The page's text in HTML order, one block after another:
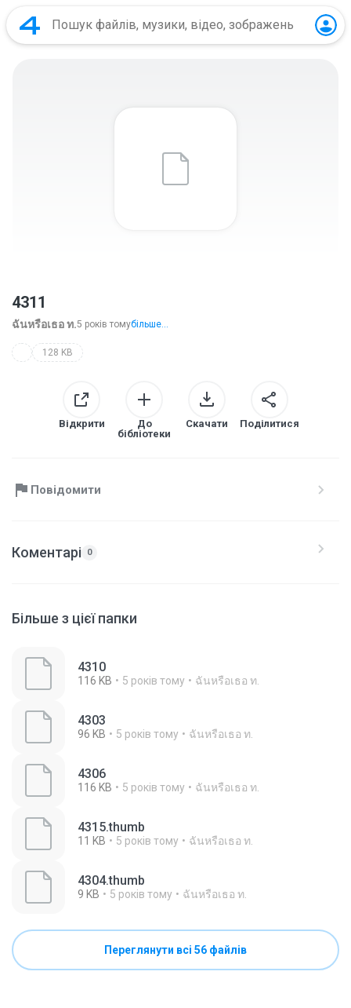
4311
ฉันหรือเธอ ท.5 років томубільше...
128 KB
Відкрити
До
бібліотеки
Скачати Поділитися
Повідомити
Коментарі 0
Більше з цієї папки
4310
116 KB 5 років тому ฉันหรือเธอ ท.
4303
96 KB 5 років тому ฉันหรือเธอ ท.
4306
116 KB 5 років тому ฉันหรือเธอ ท.
4315.thumb
11 KB 5 років тому ฉันหรือเธอ ท.
4304.thumb
9 KB 5 років тому ฉันหรือเธอ ท.
Переглянути всі 56 файлів